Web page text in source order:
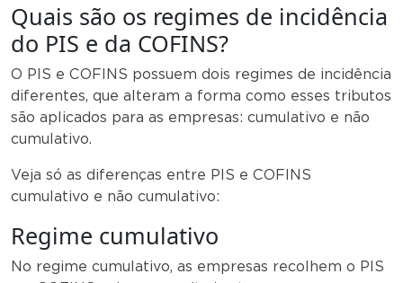
Quais são os regimes de incidência
do PIS e da COFINS?
O PIS e COFINS possuem dois regimes de incidência
diferentes, que alteram a forma como esses tributos
são aplicados para as empresas: cumulativo e não
cumulativo.
Veja só as diferenças entre PIS e COFINS
cumulativo e não cumulativo:
Regime cumulativo
No regime cumulativo, as empresas recolhem o PIS